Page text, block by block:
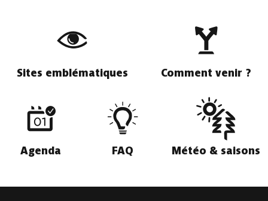
Sites emblématiques Comment venir ?
Agenda FAQ Météo & saisons